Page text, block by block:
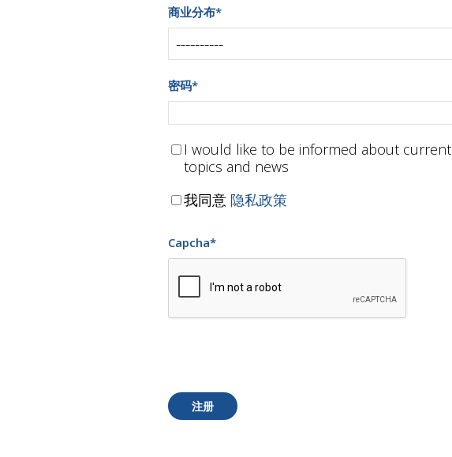
商业分布*
密码*
I would like to be informed about current
topics and news
我同意 隐私政策
Capcha*
注册